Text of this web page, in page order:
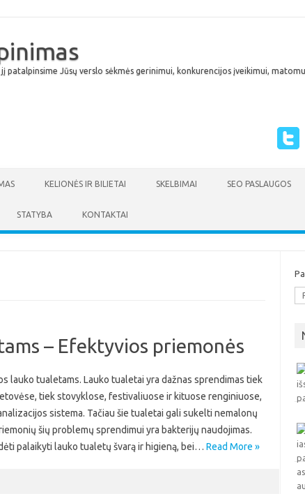
patalpinsime Jūsų verslo sėkmės gerinimui, konkurencijos įveikimui,
KELIONĖS IR BILIETAI SKELBIMAI SEO PASLAUGOS
STATYBA KONTAKTAI
– Efektyvios priemonės
lauko tualetams. Lauko tualetai yra dažnas sprendimas tiek
tiek stovyklose, festivaliuose ir kituose renginiuose,
sistema. Tačiau šie tualetai gali sukelti nemalonų
šių problemų sprendimui yra bakterijų naudojimas.
palaikyti lauko tualetų švarą ir higieną, bei… Read More »